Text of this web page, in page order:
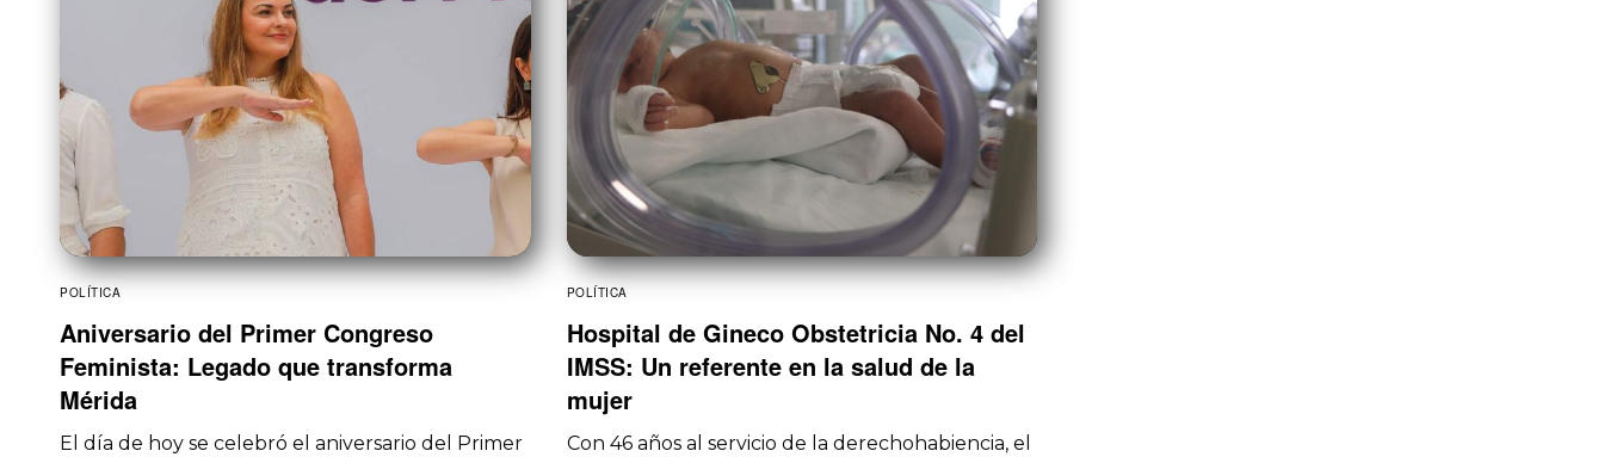
POLÍTICA
Aniversario del Primer Congreso
Feminista: Legado que transforma
Mérida
El día de hoy se celebró el aniversario del Primer
POLÍTICA
Hospital de Gineco Obstetricia No. 4 del
IMSS: Un referente en la salud de la
mujer
Con 46 años al servicio de la derechohabiencia, el